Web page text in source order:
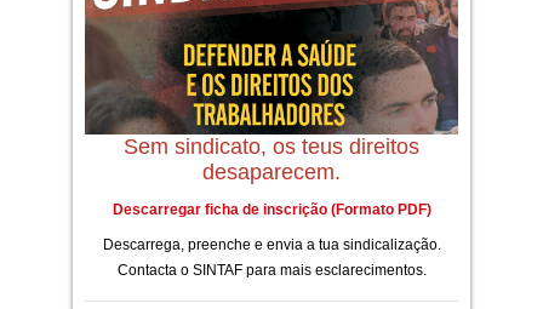
Sem sindicato, os teus direitos
desaparecem.
Descarregar ficha de inscrição (Formato PDF)
Descarrega, preenche e envia a tua sindicalização.
Contacta o SINTAF para mais esclarecimentos.